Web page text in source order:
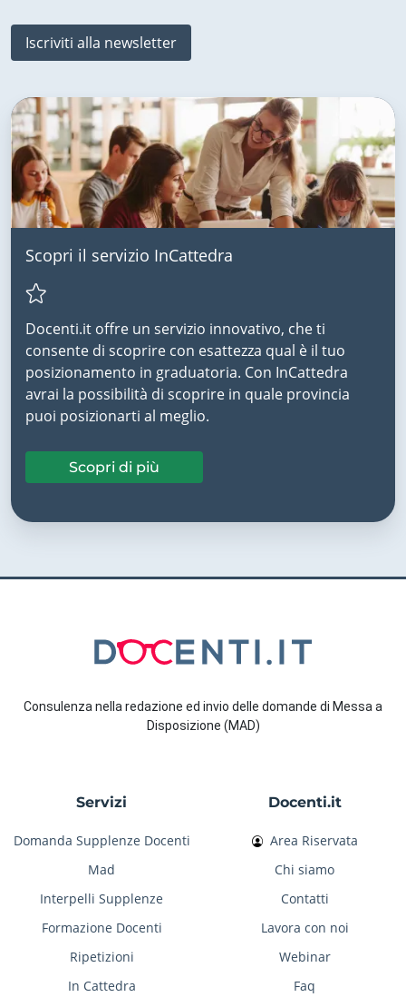
Iscriviti alla newsletter
Scopri il servizio InCattedra
Docenti.it offre un servizio innovativo, che ti
consente di scoprire con esattezza qual è il tuo
posizionamento in graduatoria. Con InCattedra
avrai la possibilità di scoprire in quale provincia
puoi posizionarti al meglio.
Scopri di più
Consulenza nella redazione ed invio delle domande di Messa a
Disposizione (MAD)
Servizi
Domanda Supplenze Docenti
Mad
Interpelli Supplenze
Formazione Docenti
Ripetizioni
In Cattedra
Docenti.it
Area Riservata
Chi siamo
Contatti
Lavora con noi
Webinar
Faq